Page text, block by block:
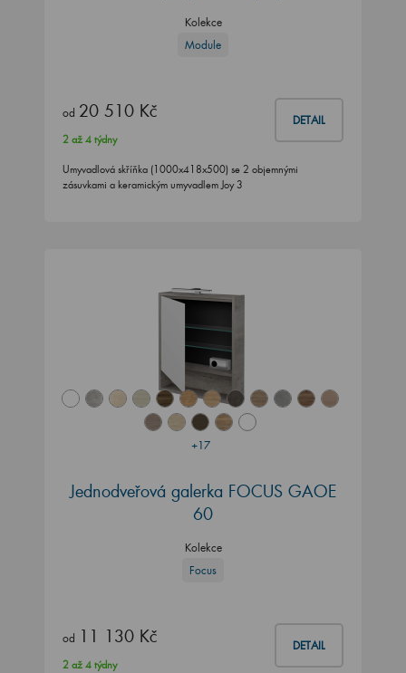
Kolekce
Module
od 20 510 Kč DETAIL
2 až 4 týdny
Umyvadlová skříňka (1000x418x500) se 2 objemnými
zásuvkami a keramickým umyvadlem Joy 3
+17
Jednodveřová galerka FOCUS GAOE
60
Kolekce
Focus
od 11 130 Kč DETAIL
2 až 4 týdny